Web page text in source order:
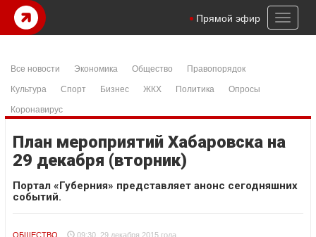
Toggle
Прямой эфир
Все новости Экономика Общество
Правопорядок
Культура
Спорт Бизнес ЖКХ Политика
Опросы
Коронавирус
План мероприятий Хабаровска на
29 декабря (вторник)
Портал «Губерния» представляет анонс сегодняшних
событий.
ОБЩЕСТВО 09:30, 29 декабря 2015 года